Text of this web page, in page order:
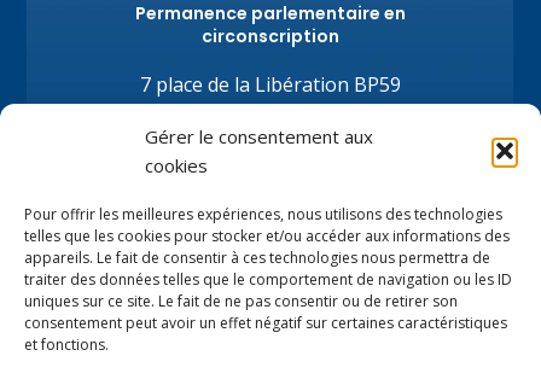
Gérer le consentement aux
cookies
Pour offrir les meilleures expériences, nous utilisons des technologies
telles que les cookies pour stocker et/ou accéder aux informations des
appareils. Le fait de consentir à ces technologies nous permettra de
traiter des données telles que le comportement de navigation ou les ID
uniques sur ce site. Le fait de ne pas consentir ou de retirer son
consentement peut avoir un effet négatif sur certaines caractéristiques
et fonctions.
Permanence parlementaire en
circonscription
7 place de la Libération BP59
Tél.+33 (0)4.50.80.35.02
depute@virginiedubymuller.fr